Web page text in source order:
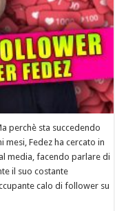
perchè sta succedendo
mesi, Fedez ha cercato in
media, facendo parlare di
il suo costante
calo di follower su